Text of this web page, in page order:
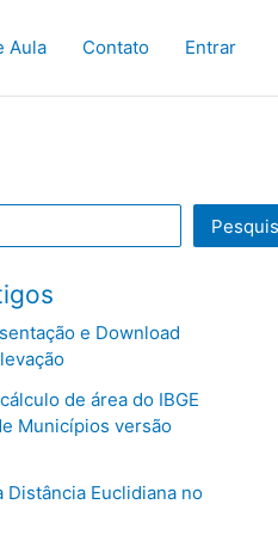
Aula Contato Entrar
e Download
de área do IBGE
Municípios versão
Distância Euclidiana no